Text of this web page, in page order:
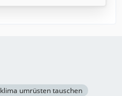
klima umrüsten tauschen